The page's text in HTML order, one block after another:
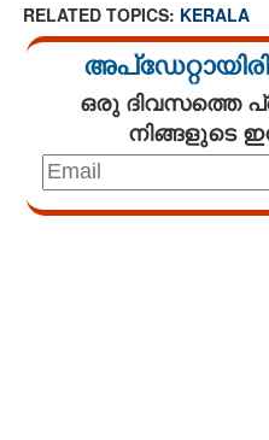
RELATED TOPICS: KERALA
ഒരു ദിവസത്തെ
നിങ്ങളുടെ